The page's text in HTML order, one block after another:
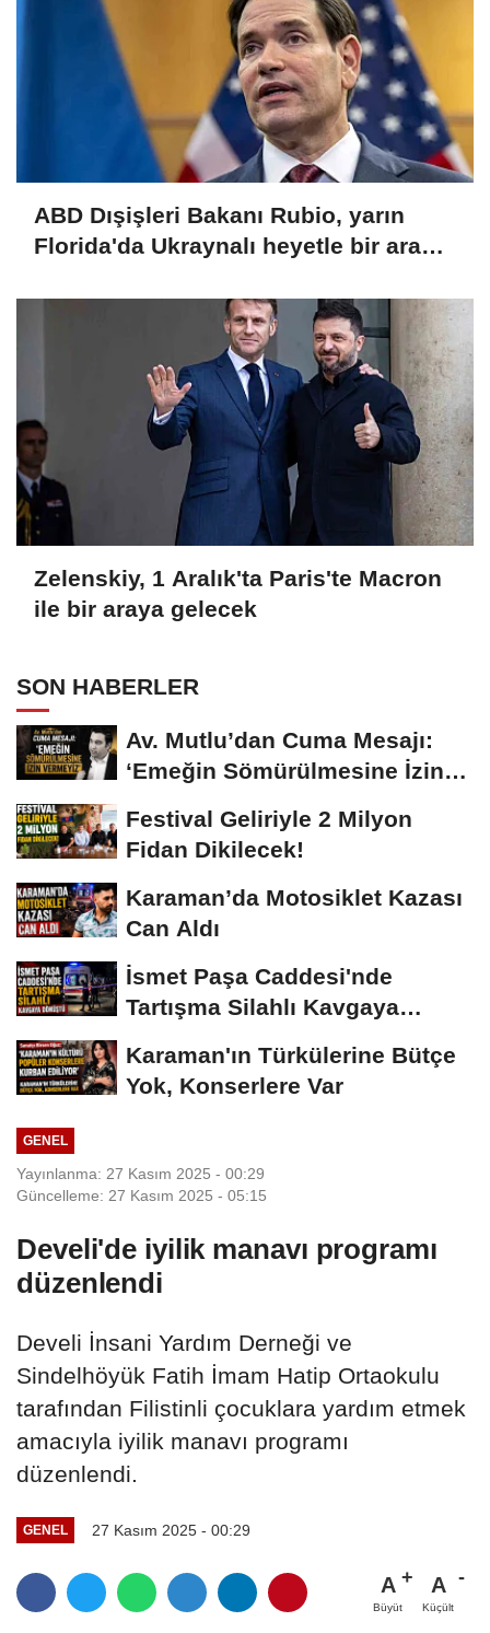
ABD Dışişleri Bakanı Rubio, yarın
Florida'da Ukraynalı heyetle bir araya
Zelenskiy, 1 Aralık'ta Paris'te Macron
ile bir araya gelecek
SON HABERLER
Av. Mutlu’dan Cuma Mesajı:
‘Emeğin Sömürülmesine İzin
Festival Geliriyle 2 Milyon
Fidan Dikilecek!
Karaman’da Motosiklet Kazası
Can Aldı
İsmet Paşa Caddesi'nde
Tartışma Silahlı Kavgaya
Karaman'ın Türkülerine Bütçe
Yok, Konserlere Var
GENEL
Yayınlanma: 27 Kasım 2025 - 00:29
Güncelleme: 27 Kasım 2025 - 05:15
Develi'de iyilik manavı programı
düzenlendi
Develi İnsani Yardım Derneği ve
Sindelhöyük Fatih İmam Hatip Ortaokulu
tarafından Filistinli çocuklara yardım etmek
amacıyla iyilik manavı programı
düzenlendi.
GENEL 27 Kasım 2025 - 00:29
A
Büyüt
A
Küçült